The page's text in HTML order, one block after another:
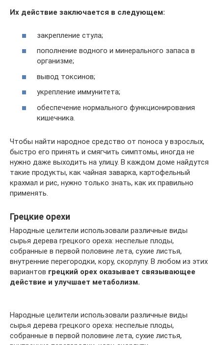
Их действие заключается в следующем:
закрепление стула;
пополнение водного и минерального запаса в
организме;
вывод токсинов;
укрепление иммунитета;
обеспечение нормального функционирования
кишечника.
Чтобы найти народное средство от поноса у взрослых,
быстро его принять и смягчить симптомы, иногда не
нужно даже выходить на улицу. В каждом доме найдутся
такие продукты, как чайная заварка, картофельный
крахмал и рис, нужно только знать, как их правильно
применять.
Грецкие орехи
Народные целители использовали различные виды
сырья дерева грецкого ореха: неспелые плоды,
собранные в первой половине лета, сухие листья,
внутренние перегородки, кору, скорлупу. В любом из этих
вариантов грецкий орех оказывает связывающее
действие и улучшает метаболизм.
Народные целители использовали различные виды
сырья дерева грецкого ореха: неспелые плоды,
собранные в первой половине лета, сухие листья,